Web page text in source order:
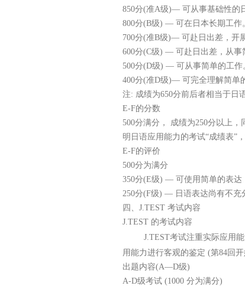
850分(准A级)— 可从事基础性的
800分(B级) — 可在日本长期工作
700分(准B级)— 可赴日出差，开
600分(C级) — 可赴日出差，从事
500分(D级) — 可从事简单的工作
400分(准D级)— 可完全理解简单
注: 成绩为650分前后者相当于日
E-F的分数
500分满分， 成绩为250分以上
明日语应用能力的考试“成绩表”
E-F的评价
500分为满分
350分(E级) — 可使用简单的表达
250分(F级) — 日语表达尚有不充
四、J.TEST 考试内容
J.TEST 的考试内容
J.TEST考试注重实际应用
用能力进行客观的鉴定 (第84回
出题内容(A—D级)
A-D级考试 (1000 分为满分)